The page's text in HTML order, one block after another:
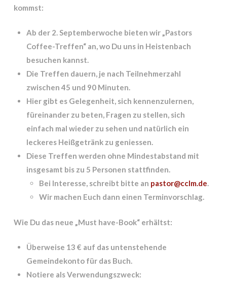
kommst:
Ab der 2. Septemberwoche bieten wir „Pastors
Coffee-Treffen“ an, wo Du uns in Heistenbach
besuchen kannst.
Die Treffen dauern, je nach Teilnehmerzahl
zwischen 45 und 90 Minuten.
Hier gibt es Gelegenheit, sich kennenzulernen,
füreinander zu beten, Fragen zu stellen, sich
einfach mal wieder zu sehen und natürlich ein
leckeres Heißgetränk zu geniessen.
Diese Treffen werden ohne Mindestabstand mit
insgesamt bis zu 5 Personen stattfinden.
Bei Interesse, schreibt bitte an pastor@cclm.de.
Wir machen Euch dann einen Terminvorschlag.
Wie Du das neue „Must have-Book“ erhältst:
Überweise 13 € auf das untenstehende
Gemeindekonto für das Buch.
Notiere als Verwendungszweck: